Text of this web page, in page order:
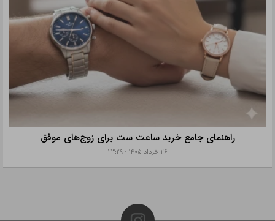
راهنمای جامع خرید ساعت ست برای زوج‌های موفق
۲۶ خرداد ۱۴۰۵ - ۲۳:۲۹